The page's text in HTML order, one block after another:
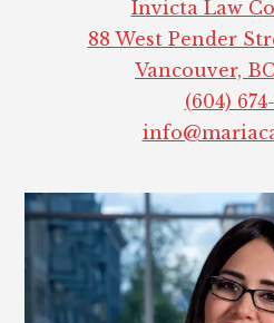
Invicta Law
88 West Pender
Vancouver,
(604)